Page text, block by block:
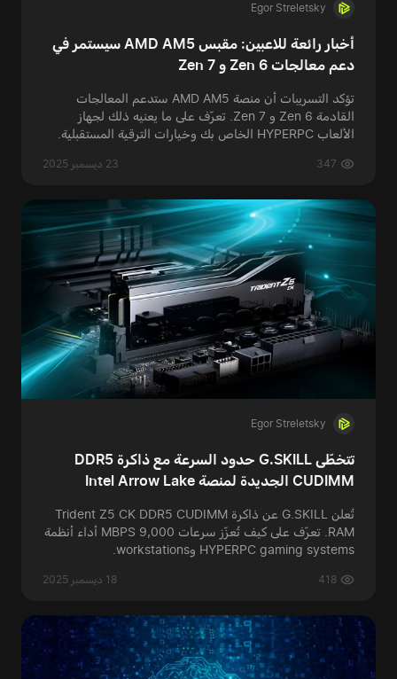
Egor Streletsky
أخبار رائعة للاعبين: مقبس AMD AM5 سيستمر في
دعم معالجات Zen 6 و Zen 7
تؤكد التسريبات أن منصة AMD AM5 ستدعم المعالجات
القادمة Zen 6 و Zen 7. تعرّف على ما يعنيه ذلك لجهاز
الألعاب HYPERPC الخاص بك وخيارات الترقية المستقبلية.
23 ديسمبر 2025 347
Egor Streletsky
تتخطّى G.SKILL حدود السرعة مع ذاكرة DDR5
CUDIMM الجديدة لمنصة Intel Arrow Lake
تُعلن G.SKILL عن ذاكرة Trident Z5 CK DDR5 CUDIMM
RAM. تعرّف على كيف تُعزّز سرعات 9,000 MBPS أداء أنظمة
HYPERPC gaming systems وworkstations.
18 ديسمبر 2025 418